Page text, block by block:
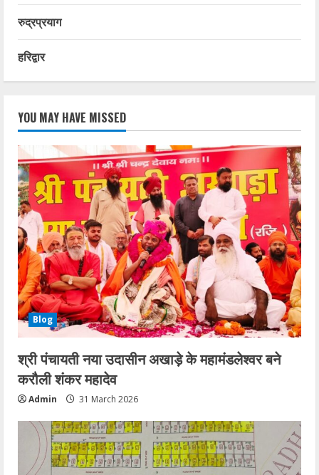
रुद्रप्रयाग
हरिद्वार
YOU MAY HAVE MISSED
Blog
श्री पंचायती नया उदासीन अखाड़े के महामंडलेश्वर बने
करौली शंकर महादेव
Admin 31 March 2026